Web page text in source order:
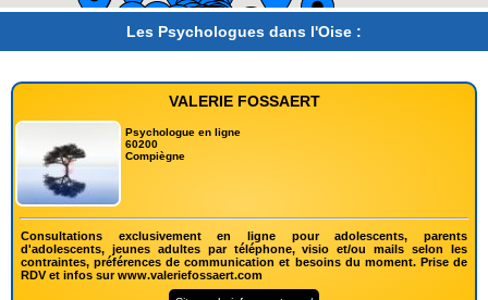
Les Psychologues dans l'Oise :
VALERIE FOSSAERT
Psychologue en ligne
60200
Compiègne
Consultations exclusivement en ligne pour adolescents, parents
d'adolescents, jeunes adultes par téléphone, visio et/ou mails selon les
contraintes, préférences de communication et besoins du moment. Prise de
RDV et infos sur www.valeriefossaert.com